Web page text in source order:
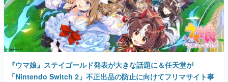
『ウマ娘』ステイゴールド発表が大きな話題に＆任天堂が
「Nintendo Switch 2」不正出品の防止に向けてフリマサイト事